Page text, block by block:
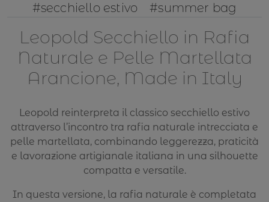
#secchiello estivo
#summer bag
Leopold Secchiello in Rafia
Naturale e Pelle Martellata
Arancione, Made in Italy
Leopold reinterpreta il classico secchiello estivo
attraverso l’incontro tra rafia naturale intrecciata e
pelle martellata, combinando leggerezza, praticità
e lavorazione artigianale italiana in una silhouette
compatta e versatile.
In questa versione, la rafia naturale è completata